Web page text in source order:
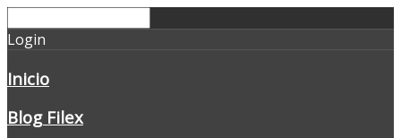
Login
Inicio
Blog Filex